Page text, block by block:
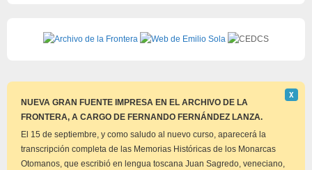
NUEVA GRAN FUENTE IMPRESA EN EL ARCHIVO DE LA
FRONTERA, A CARGO DE FERNANDO FERNÁNDEZ LANZA.
este
Χ
El 15 de septiembre, y como saludo al nuevo curso, aparecerá la
transcripción completa de las Memorias Históricas de los Monarcas
Otomanos, que escribió en lengua toscana Juan Sagredo, veneciano,